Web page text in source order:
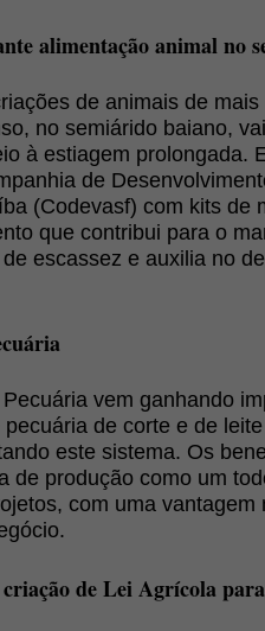
alimentação animal no
de animais de
no semiárido baiano,
à estiagem prolongada.
de
(Codevasf) com kits de
que contribui para o
escassez e auxilia no
vem ganhando
de corte e de
este sistema. Os
de produção como um
com uma vantagem
de Lei Agrícola